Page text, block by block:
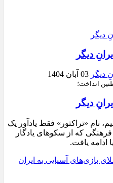
دیگر
03 آبان 1404
انداخت؛
دیگر
نام «تراکتور» فقط یادآور یک
که از سکوهای یادگار
ادامه یافت.